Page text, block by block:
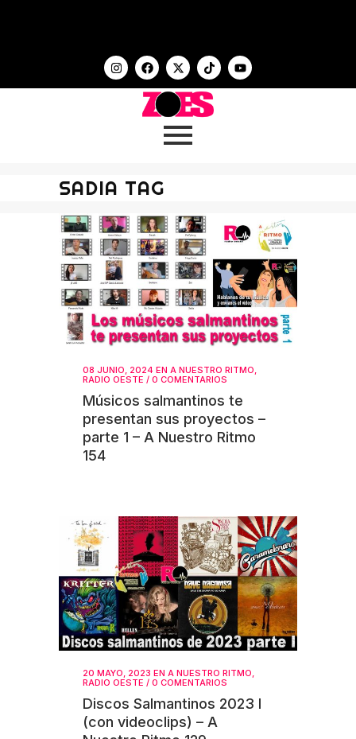
SADIA TAG
08 JUNIO, 2024 EN A NUESTRO RITMO
RADIO OESTE / 0 COMENTARIOS
Músicos salmantinos te
presentan sus proyectos –
parte 1 – A Nuestro Ritmo
154
20 MAYO, 2023 EN A NUESTRO RITMO
RADIO OESTE / 0 COMENTARIOS
Discos Salmantinos 2023 I
(con videoclips) – A